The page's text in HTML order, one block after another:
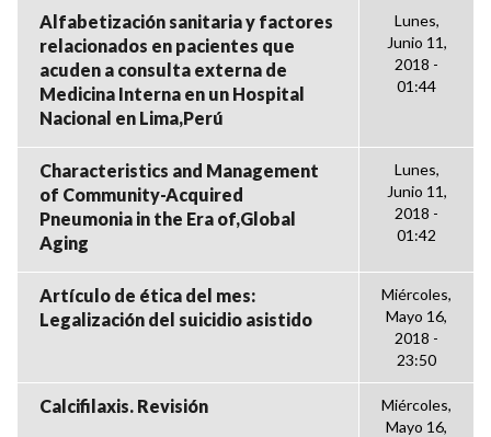
Alfabetización sanitaria y factores
relacionados en pacientes que
acuden a consulta externa de
Medicina Interna en un Hospital
Nacional en Lima,Perú
Lunes,
Junio 11,
2018 -
01:44
Characteristics and Management
of Community-Acquired
Pneumonia in the Era of,Global
Aging
Lunes,
Junio 11,
2018 -
01:42
Artículo de ética del mes:
Legalización del suicidio asistido
Miércoles,
Mayo 16,
2018 -
23:50
Calcifilaxis. Revisión
Miércoles,
Mayo 16,